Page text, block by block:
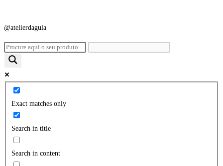
@atelierdagula
Exact matches only
Search in title
Search in content